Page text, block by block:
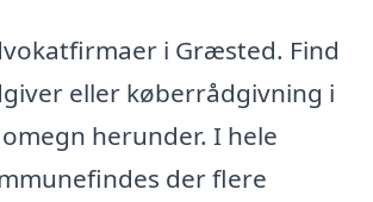
i Græsted. Find
eller køberrådgivning i
herunder. I hele
der flere